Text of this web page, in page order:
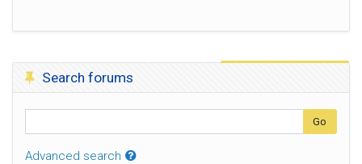
Skip Search forums
Search forums
Go
Advanced search